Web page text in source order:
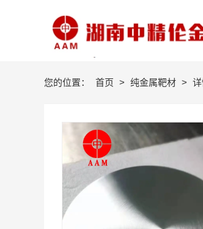
您的位置： 首页 > 纯金属靶材 >